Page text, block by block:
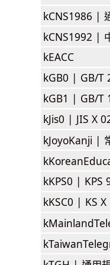
kCNS1986 |
kCNS1992 |
kEACC
kGB0 | GB/T
kGB1 | GB/T
kJis0 | JIS X
kJoyoKanji |
kKPS0 | KPS
kKSC0 | KS